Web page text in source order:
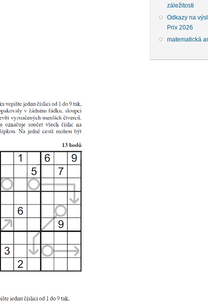
záležitosti
Odkazy na
Prix 2026
matematická